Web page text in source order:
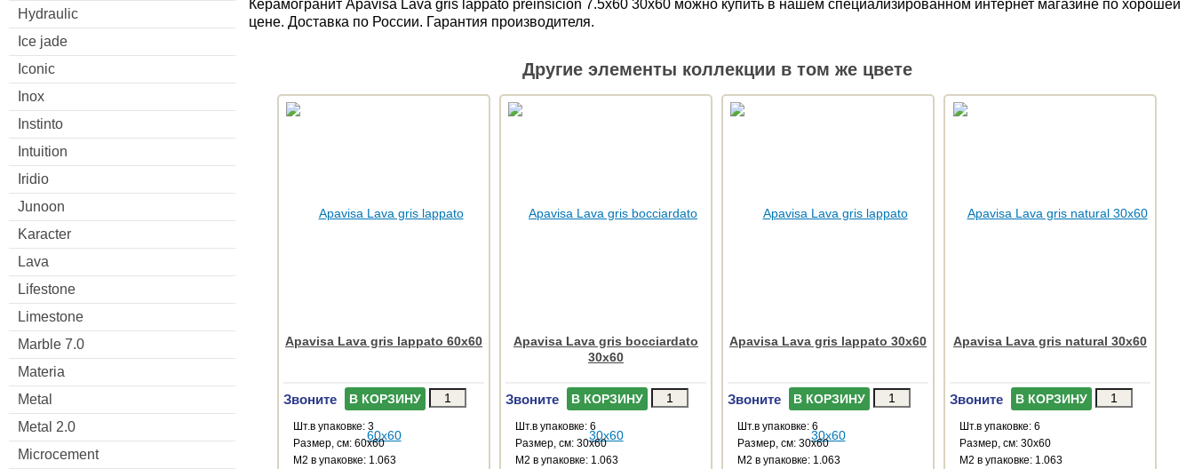
Hydraulic
Ice jade
Iconic
Inox
Instinto
Intuition
Iridio
Junoon
Karacter
Lava
Lifestone
Limestone
Marble 7.0
Materia
Metal
Metal 2.0
Microcement
Керамогранит Apavisa Lava gris lappato preinsicion 7.5x60 30x60 можно купить в нашем специализированном интернет магазине по хорошей
цене. Доставка по России. Гарантия производителя.
Другие элементы коллекции в том же цвете
Apavisa Lava gris lappato 60x60
Звоните В КОРЗИНУ
Шт.в упаковке: 3
Размер, см: 60x60
М2 в упаковке: 1.063
Apavisa Lava gris bocciardato
30x60
Звоните В КОРЗИНУ
Шт.в упаковке: 6
Размер, см: 30x60
М2 в упаковке: 1.063
Apavisa Lava gris lappato 30x60
Звоните В КОРЗИНУ
Шт.в упаковке: 6
Размер, см: 30x60
М2 в упаковке: 1.063
Apavisa Lava gris natural 30x60
Звоните В КОРЗИНУ
Шт.в упаковке: 6
Размер, см: 30x60
М2 в упаковке: 1.063